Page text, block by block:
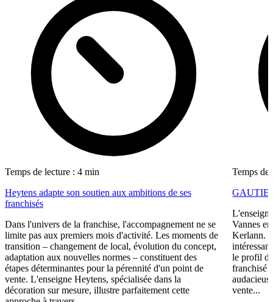
Temps de lecture : 4 min
Heytens adapte son soutien aux ambitions de ses
franchisés
Dans l'univers de la franchise, l'accompagnement ne se
limite pas aux premiers mois d'activité. Les moments de
transition – changement de local, évolution du concept,
adaptation aux nouvelles normes – constituent des
étapes déterminantes pour la pérennité d'un point de
vente. L'enseigne Heytens, spécialisée dans la
décoration sur mesure, illustre parfaitement cette
Temps de
Vannes
Kerlann.
le profil
franchisé
vente...